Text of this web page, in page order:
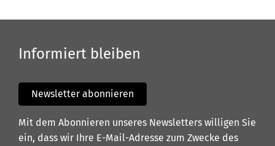
Informiert bleiben
Newsletter abonnieren
Mit dem Abonnieren unseres Newsletters willigen Sie
ein, dass wir Ihre E-Mail-Adresse zum Zwecke des